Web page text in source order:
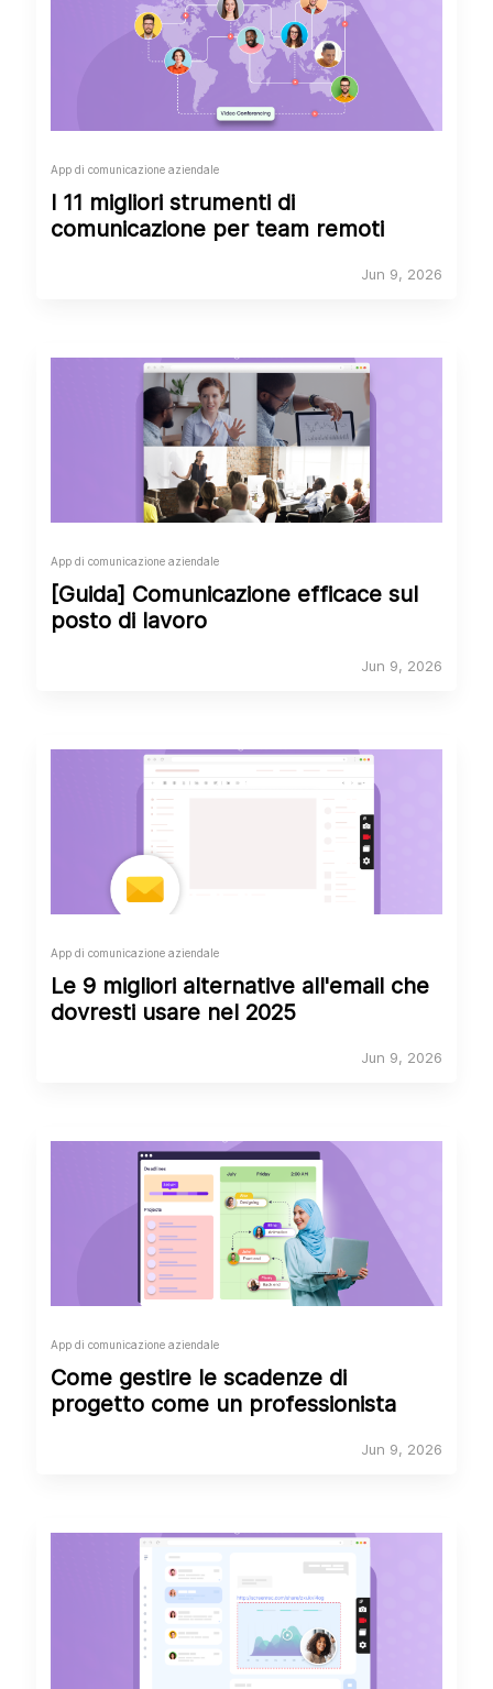
App di comunicazione aziendale
I 11 migliori strumenti di
comunicazione per team remoti
Jun 9, 2026
App di comunicazione aziendale
[Guida] Comunicazione efficace sul
posto di lavoro
Jun 9, 2026
App di comunicazione aziendale
Le 9 migliori alternative all'email che
dovresti usare nel 2025
Jun 9, 2026
App di comunicazione aziendale
Come gestire le scadenze di
progetto come un professionista
Jun 9, 2026